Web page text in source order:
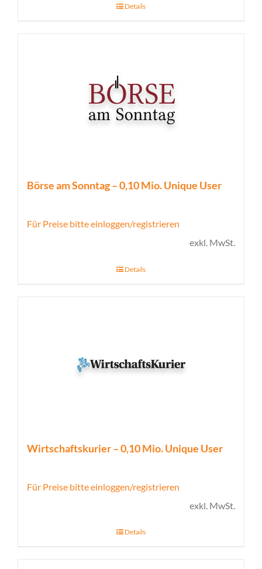
Details
Börse am Sonntag – 0,10 Mio. Unique User
Für Preise bitte einloggen/registrieren
exkl. MwSt.
Details
Wirtschaftskurier – 0,10 Mio. Unique User
Für Preise bitte einloggen/registrieren
exkl. MwSt.
Details